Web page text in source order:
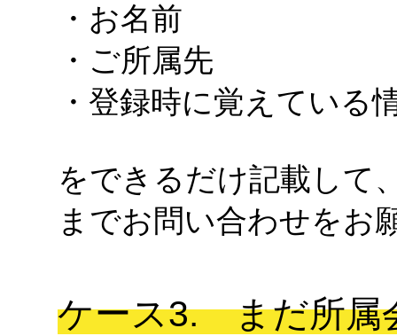
・お名前
・ご所属先
・登録時に覚えている
をできるだけ記載して
までお問い合わせをお
ケース3. まだ所属